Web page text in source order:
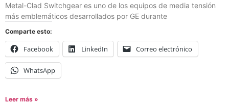
Metal-Clad Switchgear es uno de los equipos de media tensión
más emblemáticos desarrollados por GE durante
Comparte esto:
Facebook LinkedIn Correo electrónico
WhatsApp
Leer más »